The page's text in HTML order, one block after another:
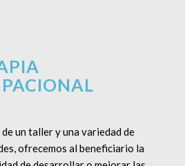
un taller y una variedad de
ofrecemos al beneficiario la